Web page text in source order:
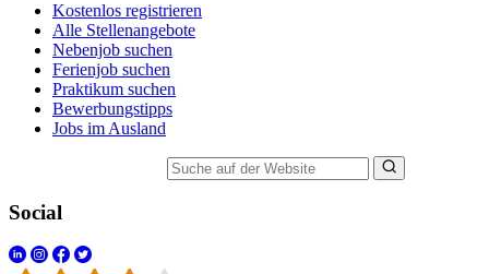
Kostenlos registrieren
Alle Stellenangebote
Nebenjob suchen
Ferienjob suchen
Praktikum suchen
Bewerbungstipps
Jobs im Ausland
Social